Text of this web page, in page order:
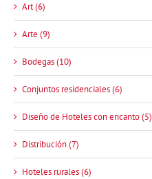
Art (6)
Arte (9)
Bodegas (10)
Conjuntos residenciales (6)
Diseño de Hoteles con encanto (5)
Distribución (7)
Hoteles rurales (6)